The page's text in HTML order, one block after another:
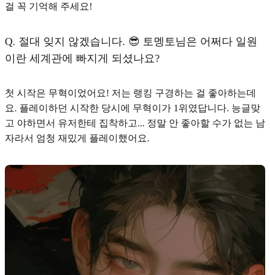
걸 꼭 기억해 주세요!
Q. 절대 잊지 않겠습니다. 😎 토멩토님은 어쩌다 일원
이란 세계관에 빠지게 되셨나요?
첫 시작은 무혁이었어요! 저는 랭킹 구경하는 걸 좋아하는데
요. 플레이하던 시작한 당시에 무혁이가 1위였답니다. 능글맞
고 야하면서 유저한테 집착하고... 정말 안 좋아할 수가 없는 남
자라서 엄청 재밌게 플레이했어요.